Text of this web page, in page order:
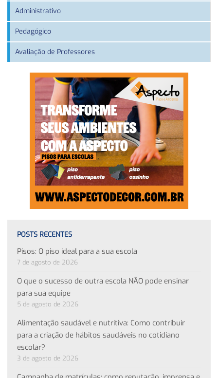
Administrativo
Pedagógico
Avaliação de Professores
POSTS RECENTES
Pisos: O piso ideal para a sua escola
7 de agosto de 2026
O que o sucesso de outra escola NÃO pode ensinar
para sua equipe
5 de agosto de 2026
Alimentação saudável e nutritiva: Como contribuir
para a criação de hábitos saudáveis no cotidiano
escolar?
3 de agosto de 2026